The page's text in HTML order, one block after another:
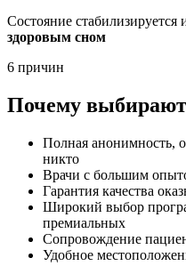
Состояние стабилизируется
здоровым сном
6 причин
Почему
Полная анонимность,
никто
Врачи с большим
Гарантия качества
Широкий выбор
премиальных
Сопровождение
Удобное